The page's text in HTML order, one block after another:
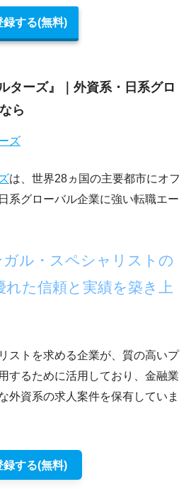
録する(無料)
ターズ』｜外資系・日系グロ
ら
は、世界28ヵ国の主要都市にオフ
系グローバル企業に強い転職エー
ル・スペシャリストの
れた信頼と実績を築き上
ストを求める企業が、質の高いプ
するために活用しており、金融業
外資系の求人案件を保有していま
録する(無料)